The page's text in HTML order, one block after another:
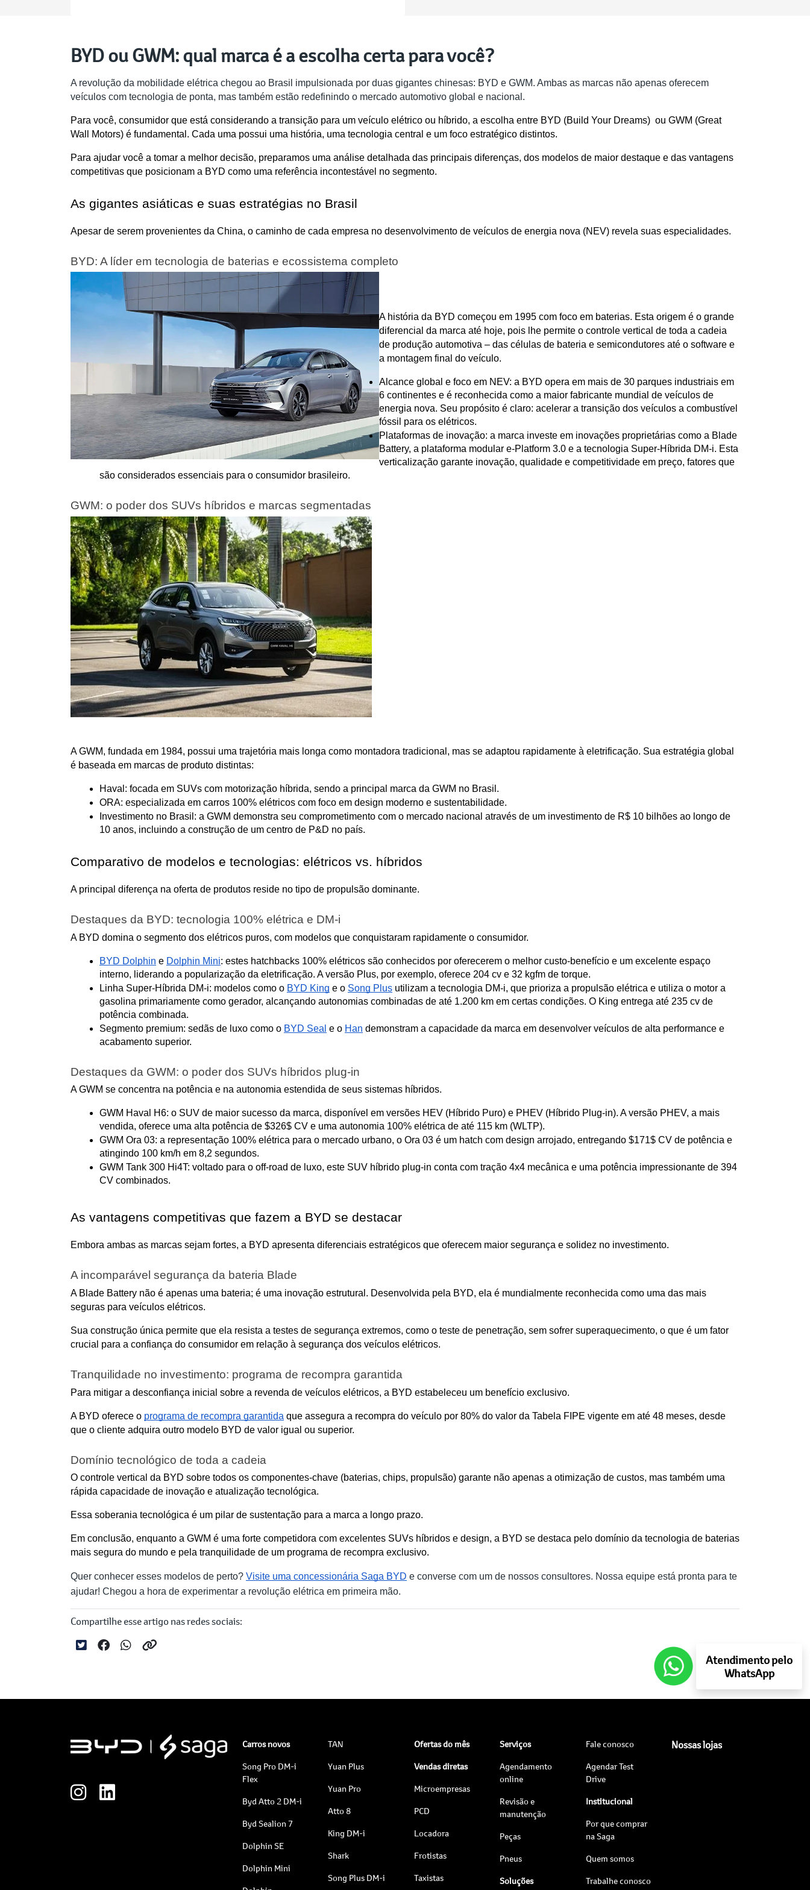
BYD ou GWM: qual marca é a escolha certa para você?
A revolução da mobilidade elétrica chegou ao Brasil impulsionada por duas gigantes chinesas: BYD e GWM. Ambas as marcas não apenas oferecem
veículos com tecnologia de ponta, mas também estão redefinindo o mercado automotivo global e nacional.
Para você, consumidor que está considerando a transição para um veículo elétrico ou híbrido, a escolha entre BYD (Build Your Dreams)  ou GWM (Great
Wall Motors) é fundamental. Cada uma possui uma história, uma tecnologia central e um foco estratégico distintos.
Para ajudar você a tomar a melhor decisão, preparamos uma análise detalhada das principais diferenças, dos modelos de maior destaque e das vantagens
competitivas que posicionam a BYD como uma referência incontestável no segmento.
As gigantes asiáticas e suas estratégias no Brasil
Apesar de serem provenientes da China, o caminho de cada empresa no desenvolvimento de veículos de energia nova (NEV) revela suas especialidades.
BYD: A líder em tecnologia de baterias e ecossistema completo
A história da BYD começou em 1995 com foco em baterias. Esta origem é o grande
diferencial da marca até hoje, pois lhe permite o controle vertical de toda a cadeia
de produção automotiva – das células de bateria e semicondutores até o software e
a montagem final do veículo.
Alcance global e foco em NEV: a BYD opera em mais de 30 parques industriais em
6 continentes e é reconhecida como a maior fabricante mundial de veículos de
energia nova. Seu propósito é claro: acelerar a transição dos veículos a combustível
fóssil para os elétricos.
Plataformas de inovação: a marca investe em inovações proprietárias como a Blade
Battery, a plataforma modular e-Platform 3.0 e a tecnologia Super-Híbrida DM-i. Esta
verticalização garante inovação, qualidade e competitividade em preço, fatores que
são considerados essenciais para o consumidor brasileiro.
GWM: o poder dos SUVs híbridos e marcas segmentadas
A GWM, fundada em 1984, possui uma trajetória mais longa como montadora tradicional, mas se adaptou rapidamente à eletrificação. Sua estratégia global
é baseada em marcas de produto distintas:
Haval: focada em SUVs com motorização híbrida, sendo a principal marca da GWM no Brasil.
ORA: especializada em carros 100% elétricos com foco em design moderno e sustentabilidade.
Investimento no Brasil: a GWM demonstra seu comprometimento com o mercado nacional através de um investimento de R$ 10 bilhões ao longo de
10 anos, incluindo a construção de um centro de P&D no país.
Comparativo de modelos e tecnologias: elétricos vs. híbridos
A principal diferença na oferta de produtos reside no tipo de propulsão dominante.
Destaques da BYD: tecnologia 100% elétrica e DM-i
A BYD domina o segmento dos elétricos puros, com modelos que conquistaram rapidamente o consumidor.
BYD Dolphin e Dolphin Mini: estes hatchbacks 100% elétricos são conhecidos por oferecerem o melhor custo-benefício e um excelente espaço
interno, liderando a popularização da eletrificação. A versão Plus, por exemplo, oferece 204 cv e 32 kgfm de torque.
Linha Super-Híbrida DM-i: modelos como o BYD King e o Song Plus utilizam a tecnologia DM-i, que prioriza a propulsão elétrica e utiliza o motor a
gasolina primariamente como gerador, alcançando autonomias combinadas de até 1.200 km em certas condições. O King entrega até 235 cv de
potência combinada.
Segmento premium: sedãs de luxo como o BYD Seal e o Han demonstram a capacidade da marca em desenvolver veículos de alta performance e
acabamento superior.
Destaques da GWM: o poder dos SUVs híbridos plug-in
A GWM se concentra na potência e na autonomia estendida de seus sistemas híbridos.
GWM Haval H6: o SUV de maior sucesso da marca, disponível em versões HEV (Híbrido Puro) e PHEV (Híbrido Plug-in). A versão PHEV, a mais
vendida, oferece uma alta potência de $326$ CV e uma autonomia 100% elétrica de até 115 km (WLTP).
GWM Ora 03: a representação 100% elétrica para o mercado urbano, o Ora 03 é um hatch com design arrojado, entregando $171$ CV de potência e
atingindo 100 km/h em 8,2 segundos.
GWM Tank 300 Hi4T: voltado para o off-road de luxo, este SUV híbrido plug-in conta com tração 4x4 mecânica e uma potência impressionante de 394
CV combinados.
As vantagens competitivas que fazem a BYD se destacar
Embora ambas as marcas sejam fortes, a BYD apresenta diferenciais estratégicos que oferecem maior segurança e solidez no investimento.
A incomparável segurança da bateria Blade
A Blade Battery não é apenas uma bateria; é uma inovação estrutural. Desenvolvida pela BYD, ela é mundialmente reconhecida como uma das mais
seguras para veículos elétricos.
Sua construção única permite que ela resista a testes de segurança extremos, como o teste de penetração, sem sofrer superaquecimento, o que é um fator
crucial para a confiança do consumidor em relação à segurança dos veículos elétricos.
Tranquilidade no investimento: programa de recompra garantida
Para mitigar a desconfiança inicial sobre a revenda de veículos elétricos, a BYD estabeleceu um benefício exclusivo.
A BYD oferece o programa de recompra garantida que assegura a recompra do veículo por 80% do valor da Tabela FIPE vigente em até 48 meses, desde
que o cliente adquira outro modelo BYD de valor igual ou superior.
Domínio tecnológico de toda a cadeia
O controle vertical da BYD sobre todos os componentes-chave (baterias, chips, propulsão) garante não apenas a otimização de custos, mas também uma
rápida capacidade de inovação e atualização tecnológica.
Essa soberania tecnológica é um pilar de sustentação para a marca a longo prazo.
Em conclusão, enquanto a GWM é uma forte competidora com excelentes SUVs híbridos e design, a BYD se destaca pelo domínio da tecnologia de baterias
mais segura do mundo e pela tranquilidade de um programa de recompra exclusivo.
Quer conhecer esses modelos de perto? Visite uma concessionária Saga BYD e converse com um de nossos consultores. Nossa equipe está pronta para te
ajudar! Chegou a hora de experimentar a revolução elétrica em primeira mão.
Compartilhe esse artigo nas redes sociais:
Carros novos
Song Pro DM-i
Flex
Byd Atto 2 DM-i
Byd Sealion 7
Dolphin SE
Dolphin Mini
TAN
Yuan Plus
Yuan Pro
Atto 8
King DM-i
Shark
Song Plus DM-i
Ofertas do mês
Vendas diretas
Microempresas
PCD
Locadora
Frotistas
Taxistas
Serviços
Agendamento
online
Revisão e
manutenção
Peças
Pneus
Soluções
Fale conosco
Agendar Test
Drive
Institucional
Por que comprar
na Saga
Quem somos
Trabalhe conosco
Nossas lojas
Atendimento pelo
WhatsApp